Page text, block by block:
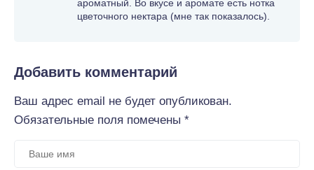
ароматный. Во вкусе и аромате есть нотка
цветочного нектара (мне так показалось).
Добавить комментарий
Ваш адрес email не будет опубликован.
Обязательные поля помечены *